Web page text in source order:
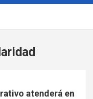
atenderá en